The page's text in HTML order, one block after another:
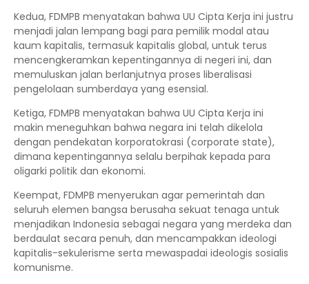
Kedua, FDMPB menyatakan bahwa UU Cipta Kerja ini justru
menjadi jalan lempang bagi para pemilik modal atau
kaum kapitalis, termasuk kapitalis global, untuk terus
mencengkeramkan kepentingannya di negeri ini, dan
memuluskan jalan berlanjutnya proses liberalisasi
pengelolaan sumberdaya yang esensial.
Ketiga, FDMPB menyatakan bahwa UU Cipta Kerja ini
makin meneguhkan bahwa negara ini telah dikelola
dengan pendekatan korporatokrasi (corporate state),
dimana kepentingannya selalu berpihak kepada para
oligarki politik dan ekonomi.
Keempat, FDMPB menyerukan agar pemerintah dan
seluruh elemen bangsa berusaha sekuat tenaga untuk
menjadikan Indonesia sebagai negara yang merdeka dan
berdaulat secara penuh, dan mencampakkan ideologi
kapitalis-sekulerisme serta mewaspadai ideologis sosialis
komunisme.